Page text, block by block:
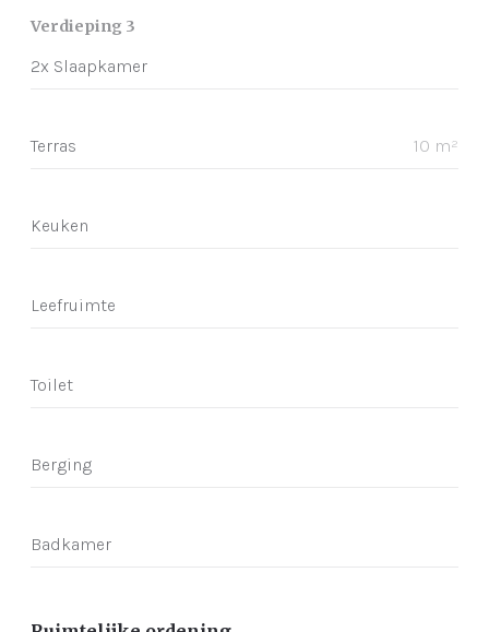
Verdieping 3
2x Slaapkamer
Terras 10 m²
Keuken
Leefruimte
Toilet
Berging
Badkamer